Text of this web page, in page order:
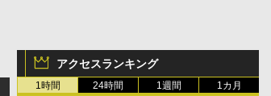
アクセスランキング
1時間 24時間 1週間 1カ月